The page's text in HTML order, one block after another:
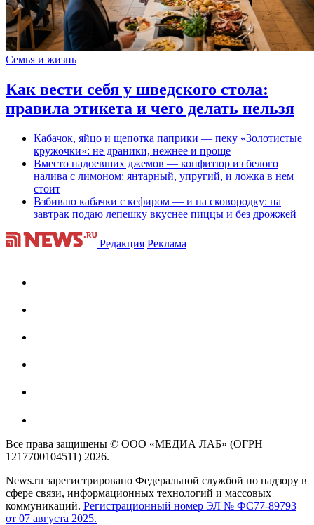
Семья и жизнь
Как вести себя у шведского стола:
правила этикета и чего делать нельзя
Кабачок, яйцо и щепотка паприки — пеку «Золотистые
кружочки»: не драники, нежнее и проще
Вместо надоевших джемов — конфитюр из белого
налива с лимоном: янтарный, упругий, и ложка в нем
стоит
Взбиваю кабачки с кефиром — и на сковородку: на
завтрак подаю лепешку вкуснее пиццы и без дрожжей
Редакция Реклама
Все права защищены © ООО «МЕДИА ЛАБ» (ОГРН
1217700104511) 2026.
News.ru зарегистрировано Федеральной службой по надзору в
сфере связи, информационных технологий и массовых
коммуникаций. Регистрационный номер ЭЛ № ФС77-89793
от 07 августа 2025.